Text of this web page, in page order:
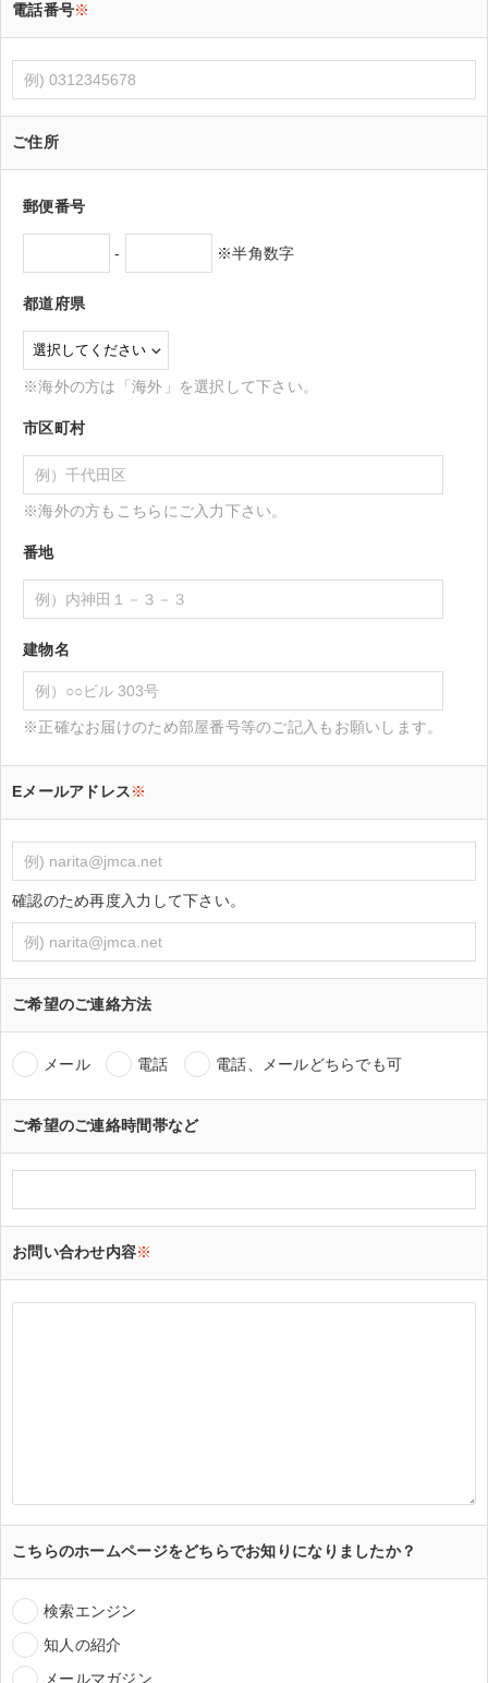
電話番号※
ご住所
郵便番号
- ※半角数字
都道府県
※海外の方は「海外」を選択して下さい。
市区町村
※海外の方もこちらにご入力下さい。
番地
建物名
※正確なお届けのため部屋番号等のご記入もお願いします。
Eメールアドレス※
確認のため再度入力して下さい。
ご希望のご連絡方法
メール 電話 電話、メールどちらでも可
ご希望のご連絡時間帯など
お問い合わせ内容※
こちらのホームページをどちらでお知りになりましたか？
検索エンジン
知人の紹介
メールマガジン